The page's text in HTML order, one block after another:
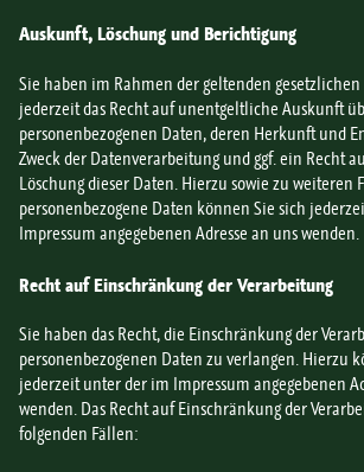
Auskunft, Löschung und Berichtigung
Sie haben im Rahmen der geltenden
jederzeit das Recht auf unentgeltliche Auskunft
personenbezogenen Daten, deren Herkunft und
Zweck der Datenverarbeitung und ggf. ein Recht
Löschung dieser Daten. Hierzu sowie zu weiteren
personenbezogene Daten können Sie sich
Impressum angegebenen Adresse an uns wenden.
Recht auf Einschränkung der Verarbeitung
Sie haben das Recht, die Einschränkung der
personenbezogenen Daten zu verlangen. Hierzu
jederzeit unter der im Impressum angegebenen
wenden. Das Recht auf Einschränkung der
folgenden Fällen: